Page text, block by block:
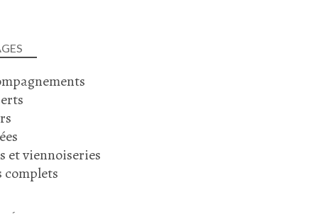
et viennoiseries
complets